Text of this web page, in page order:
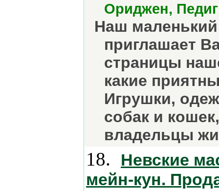
Ориджен,
Наш
приглашает
страницы
какие
Игрушки,
собак и
владельцы
18.
Невские
мейн-кун.